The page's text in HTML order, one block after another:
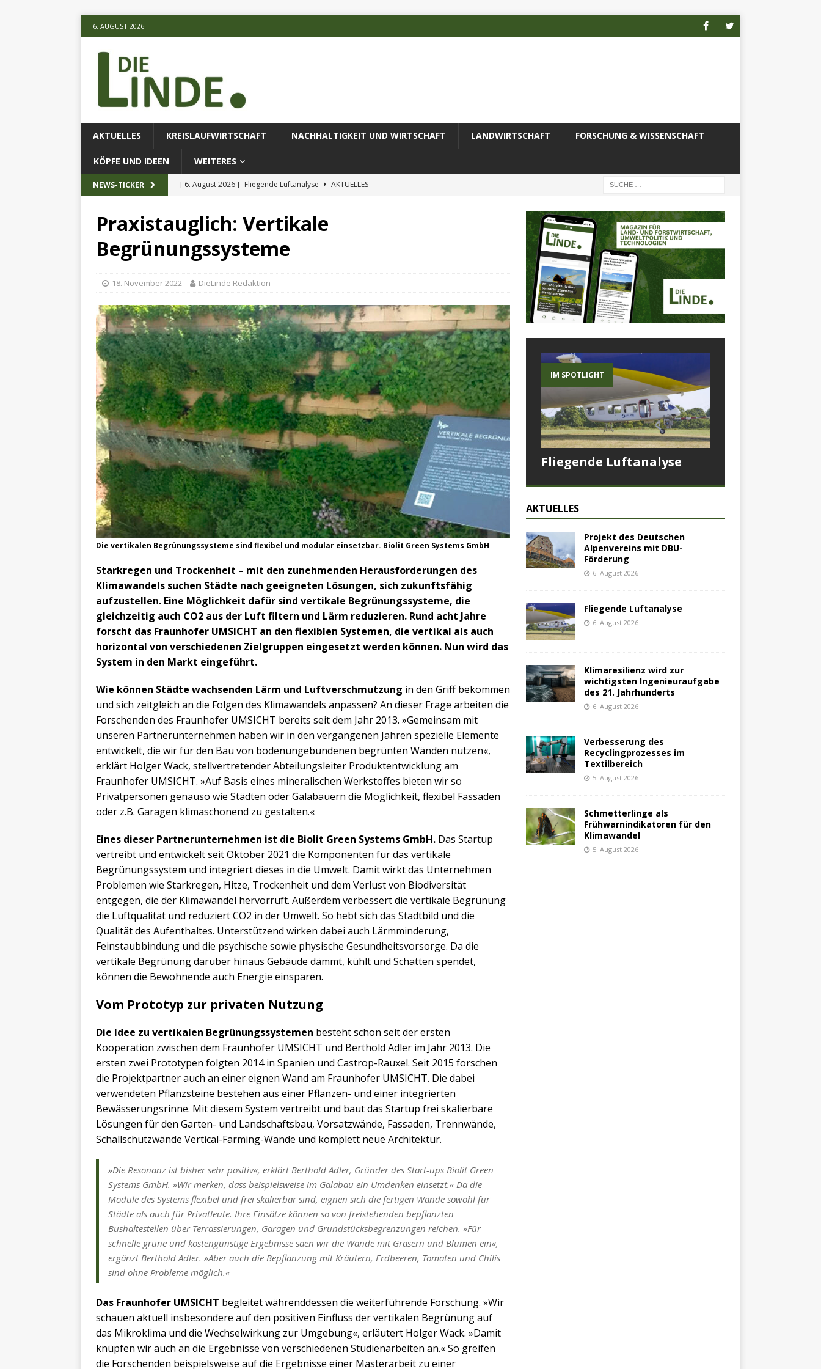
6. AUGUST 2026
AKTUELLES KREISLAUFWIRTSCHAFT NACHHALTIGKEIT UND WIRTSCHAFT LANDWIRTSCHAFT FORSCHUNG & WISSENSCHAFT
KÖPFE UND IDEEN WEITERES
NEWS-TICKER [ 6. August 2026 ] Fliegende Luftanalyse
AKTUELLES
AKTUELLES
[ 6. August 2026 ] Projekt des Deutschen Alpenvereins mit DBU-Förderung
Praxistauglich: Vertikale
Begrünungssysteme
18. November 2022 DieLinde Redaktion
Die vertikalen Begrünungssysteme sind flexibel und modular einsetzbar. Biolit Green Systems GmbH
Starkregen und Trockenheit – mit den zunehmenden Herausforderungen des
Klimawandels suchen Städte nach geeigneten Lösungen, sich zukunftsfähig
aufzustellen. Eine Möglichkeit dafür sind vertikale Begrünungssysteme, die
gleichzeitig auch CO2 aus der Luft filtern und Lärm reduzieren. Rund acht Jahre
forscht das Fraunhofer UMSICHT an den flexiblen Systemen, die vertikal als auch
horizontal von verschiedenen Zielgruppen eingesetzt werden können. Nun wird das
System in den Markt eingeführt.
Wie können Städte wachsenden Lärm und Luftverschmutzung in den Griff bekommen
und sich zeitgleich an die Folgen des Klimawandels anpassen? An dieser Frage arbeiten die
Forschenden des Fraunhofer UMSICHT bereits seit dem Jahr 2013. »Gemeinsam mit
unseren Partnerunternehmen haben wir in den vergangenen Jahren spezielle Elemente
entwickelt, die wir für den Bau von bodenungebundenen begrünten Wänden nutzen«,
erklärt Holger Wack, stellvertretender Abteilungsleiter Produktentwicklung am
Fraunhofer UMSICHT. »Auf Basis eines mineralischen Werkstoffes bieten wir so
Privatpersonen genauso wie Städten oder Galabauern die Möglichkeit, flexibel Fassaden
oder z.B. Garagen klimaschonend zu gestalten.«
Eines dieser Partnerunternehmen ist die Biolit Green Systems GmbH. Das Startup
vertreibt und entwickelt seit Oktober 2021 die Komponenten für das vertikale
Begrünungssystem und integriert dieses in die Umwelt. Damit wirkt das Unternehmen
Problemen wie Starkregen, Hitze, Trockenheit und dem Verlust von Biodiversität
entgegen, die der Klimawandel hervorruft. Außerdem verbessert die vertikale Begrünung
die Luftqualität und reduziert CO2 in der Umwelt. So hebt sich das Stadtbild und die
Qualität des Aufenthaltes. Unterstützend wirken dabei auch Lärmminderung,
Feinstaubbindung und die psychische sowie physische Gesundheitsvorsorge. Da die
vertikale Begrünung darüber hinaus Gebäude dämmt, kühlt und Schatten spendet,
können die Bewohnende auch Energie einsparen.
Vom Prototyp zur privaten Nutzung
Die Idee zu vertikalen Begrünungssystemen besteht schon seit der ersten
Kooperation zwischen dem Fraunhofer UMSICHT und Berthold Adler im Jahr 2013. Die
ersten zwei Prototypen folgten 2014 in Spanien und Castrop-Rauxel. Seit 2015 forschen
die Projektpartner auch an einer eignen Wand am Fraunhofer UMSICHT. Die dabei
verwendeten Pflanzsteine bestehen aus einer Pflanzen- und einer integrierten
Bewässerungsrinne. Mit diesem System vertreibt und baut das Startup frei skalierbare
Lösungen für den Garten- und Landschaftsbau, Vorsatzwände, Fassaden, Trennwände,
Schallschutzwände Vertical-Farming-Wände und komplett neue Architektur.
»Die Resonanz ist bisher sehr positiv«, erklärt Berthold Adler, Gründer des Start-ups Biolit Green
Systems GmbH. »Wir merken, dass beispielsweise im Galabau ein Umdenken einsetzt.« Da die
Module des Systems flexibel und frei skalierbar sind, eignen sich die fertigen Wände sowohl für
Städte als auch für Privatleute. Ihre Einsätze können so von freistehenden bepflanzten
Bushaltestellen über Terrassierungen, Garagen und Grundstücksbegrenzungen reichen. »Für
schnelle grüne und kostengünstige Ergebnisse säen wir die Wände mit Gräsern und Blumen ein«,
ergänzt Berthold Adler. »Aber auch die Bepflanzung mit Kräutern, Erdbeeren, Tomaten und Chilis
sind ohne Probleme möglich.«
Das Fraunhofer UMSICHT begleitet währenddessen die weiterführende Forschung. »Wir
schauen aktuell insbesondere auf den positiven Einfluss der vertikalen Begrünung auf
das Mikroklima und die Wechselwirkung zur Umgebung«, erläutert Holger Wack. »Damit
knüpfen wir auch an die Ergebnisse von verschiedenen Studienarbeiten an.« So greifen
die Forschenden beispielsweise auf die Ergebnisse einer Masterarbeit zu einer
IM SPOTLIGHT
Fliegende Luftanalyse
AKTUELLES
Projekt des Deutschen
Alpenvereins mit DBU-
Förderung
6. August 2026
Fliegende Luftanalyse
6. August 2026
Klimaresilienz wird zur
wichtigsten Ingenieuraufgabe
des 21. Jahrhunderts
6. August 2026
Verbesserung des
Recyclingprozesses im
Textilbereich
5. August 2026
Schmetterlinge als
Frühwarnindikatoren für den
Klimawandel
5. August 2026